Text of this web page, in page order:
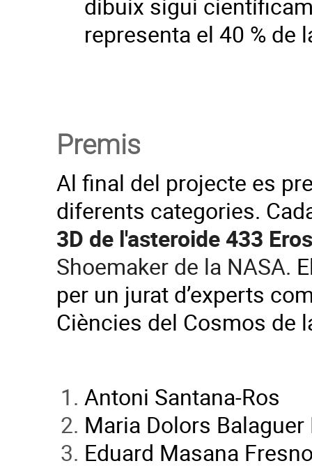
representa el 40 % de
Premis
Al final del projecte es
diferents categories.
3D de l'asteroide 433
Shoemaker de la NASA.
per un jurat d’experts
Ciències del Cosmos de
Antoni Santana-Ros
Maria Dolors Balaguer
Eduard Masana